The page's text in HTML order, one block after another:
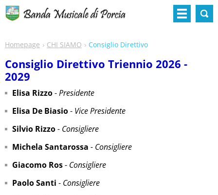
Homepage CHI SIAMO Consiglio Direttivo
Consiglio Direttivo Triennio 2026 -
2029
Elisa Rizzo-Presidente
Elisa De Biasio- Vice Presidente
Silvio Rizzo- Consigliere
Michela Santarossa - Consigliere
Giacomo Ros- Consigliere
Paolo Santi - Consigliere